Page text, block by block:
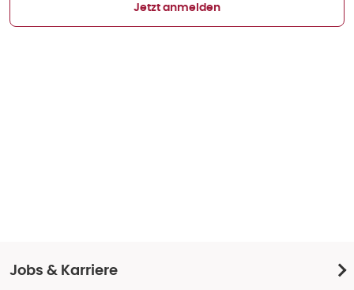
Jetzt anmelden
Jobs & Karriere